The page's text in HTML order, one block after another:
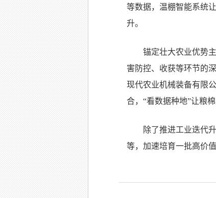
等数据，温棚智能系统
升。
锚定壮大农业优势
害防控、收获等环节的
现代农业机械装备有限
合，“看数据种地”让粮
除了推进工业迭代
等，加速培育一批高价